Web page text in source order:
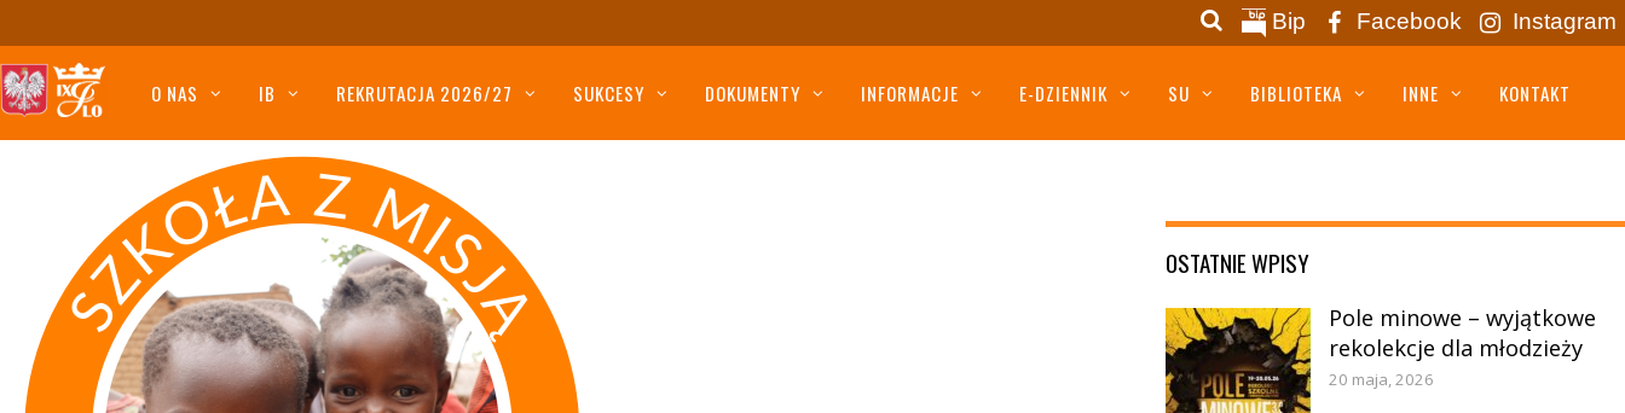
Bip Facebook Instagram
O NAS IB REKRUTACJA 2026/27 SUKCESY DOKUMENTY INFORMACJE E-DZIENNIK SU BIBLIOTEKA INNE KONTAKT
OSTATNIE WPISY
Pole minowe – wyjątkowe
rekolekcje dla młodzieży
20 maja, 2026